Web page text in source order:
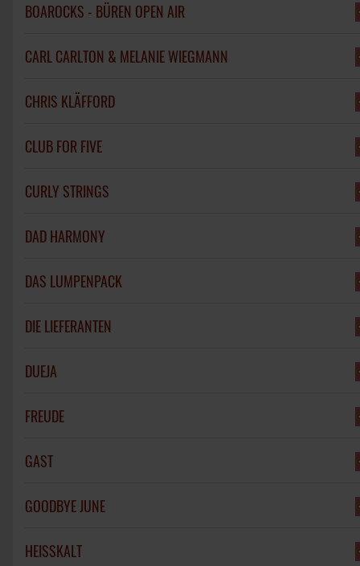
BOAROCKS - BÜREN OPEN AIR
CARL CARLTON & MELANIE WIEGMANN
CHRIS KLÄFFORD
CLUB FOR FIVE
CURLY STRINGS
DAD HARMONY
DAS LUMPENPACK
DIE LIEFERANTEN
DUEJA
FREUDE
GAST
GOODBYE JUNE
HEISSKALT